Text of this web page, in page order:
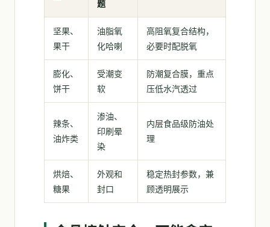
题
坚果、
果干
油脂氧
化哈喇
高阻氧复合结构，
必要时配脱氧
膨化、
饼干
受潮变
软
防潮复合膜，重点
压低水汽透过
辣条、
油炸类
渗油、
印刷晕
染
内层食品级防油处
理
烘焙、
糖果
外观和
封口
稳定热封参数，兼
顾透明展示